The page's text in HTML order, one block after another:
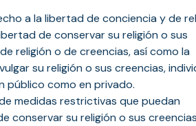
a la libertad de conciencia y de
de conservar su religión o sus
religión o de creencias, así como la
su religión o sus creencias,
público como en privado.
medidas restrictivas que puedan
conservar su religión o sus